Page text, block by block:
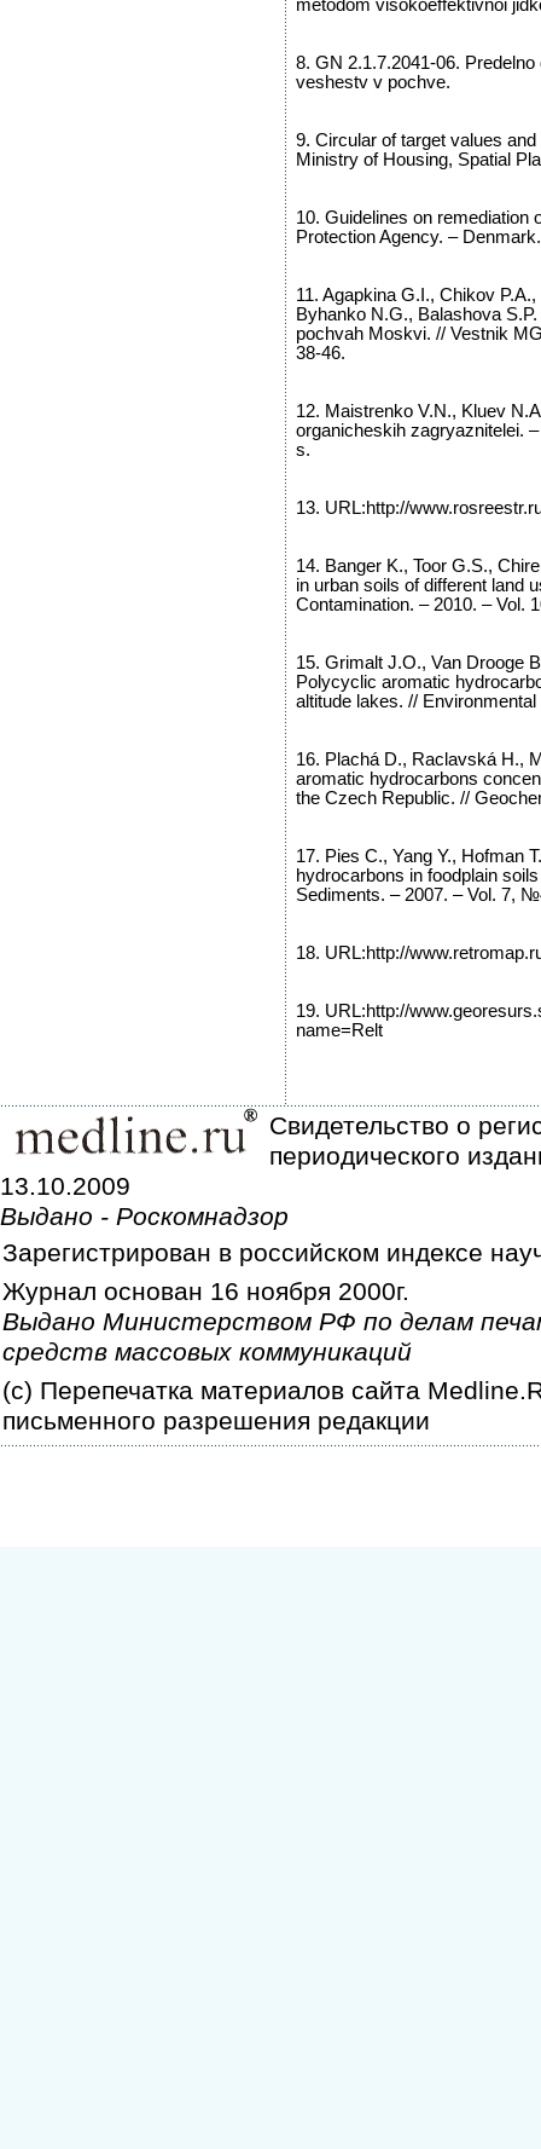
metodom visokoeffektivnoi
8. GN 2.1.7.2041-06.
veshestv v pochve.
9. Circular of target values
Ministry of Housing, Spatial
10. Guidelines on remediation
Protection Agency. –
11. Agapkina G.I., Chikov
Byhanko N.G., Balashova
pochvah Moskvi. // Vestnik
38-46.
12. Maistrenko V.N., Kluev
organicheskih zagryaznitelei.
s.
13. URL:http://
14. Banger K., Toor G.S.,
in urban soils of different land
Contamination. – 2010. – Vol.
15. Grimalt J.O., Van Drooge
Polycyclic aromatic
altitude lakes. //
16. Plachá D., Raclavská H.,
aromatic hydrocarbons
the Czech Republic. //
17. Pies C., Yang Y., Hofman
hydrocarbons in foodplain
Sediments. – 2007. – Vol. 7,
18. URL:http://
19. URL:http://
name=Relt
Свидетельство о
периодического
13.10.2009
Выдано - Роскомнадзор
Зарегистрирован в российском индексе
Журнал основан 16 ноября 2000г.
Выдано Министерством РФ по делам
средств массовых коммуникаций
(c) Перепечатка материалов сайта
письменного разрешения редакции